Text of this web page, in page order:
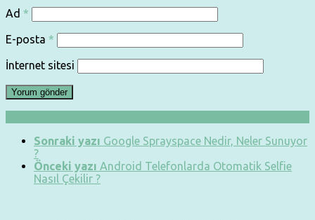
Ad *
E-posta *
İnternet sitesi
Sonraki yazı Google Sprayspace Nedir, Neler Sunuyor
?
Önceki yazı Android Telefonlarda Otomatik Selfie
Nasıl Çekilir ?